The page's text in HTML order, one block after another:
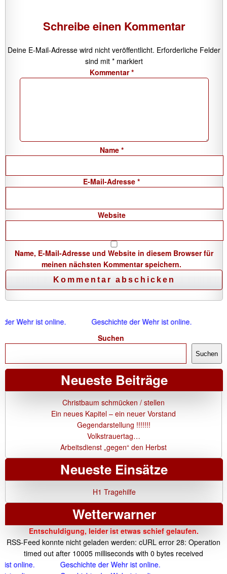
Schreibe einen Kommentar
Deine E-Mail-Adresse wird nicht veröffentlicht. Erforderliche Felder
sind mit * markiert
Kommentar*
Name *
E-Mail-Adresse *
Website
Name, E-Mail-Adresse und Website in diesem Browser für
meinen nächsten Kommentar speichern.
Wehr ist online.
Geschichte der Wehr ist online.
Suchen
Suchen
Neueste Beiträge
Christbaum schmücken / stellen
Ein neues Kapitel – ein neuer Vorstand
Gegendarstellung !!!!!!!
Volkstrauertag…
Arbeitsdienst „gegen“ den Herbst
Neueste Einsätze
H1 Tragehilfe
Wetterwarner
Entschuldigung, leider ist etwas schief gelaufen.
RSS-Feed konnte nicht geladen werden: cURL error 28: Operation
timed out after 10005 milliseconds with 0 bytes received
Geschichte der Wehr ist online.